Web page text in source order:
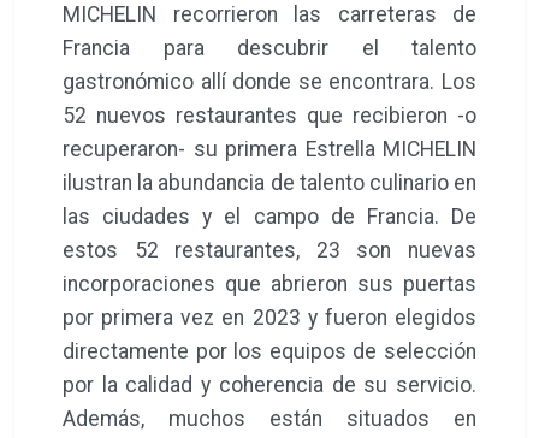
MICHELIN recorrieron las carreteras de
Francia para descubrir el talento
gastronómico allí donde se encontrara. Los
52 nuevos restaurantes que recibieron -o
recuperaron- su primera Estrella MICHELIN
ilustran la abundancia de talento culinario en
las ciudades y el campo de Francia. De
estos 52 restaurantes, 23 son nuevas
incorporaciones que abrieron sus puertas
por primera vez en 2023 y fueron elegidos
directamente por los equipos de selección
por la calidad y coherencia de su servicio.
Además, muchos están situados en